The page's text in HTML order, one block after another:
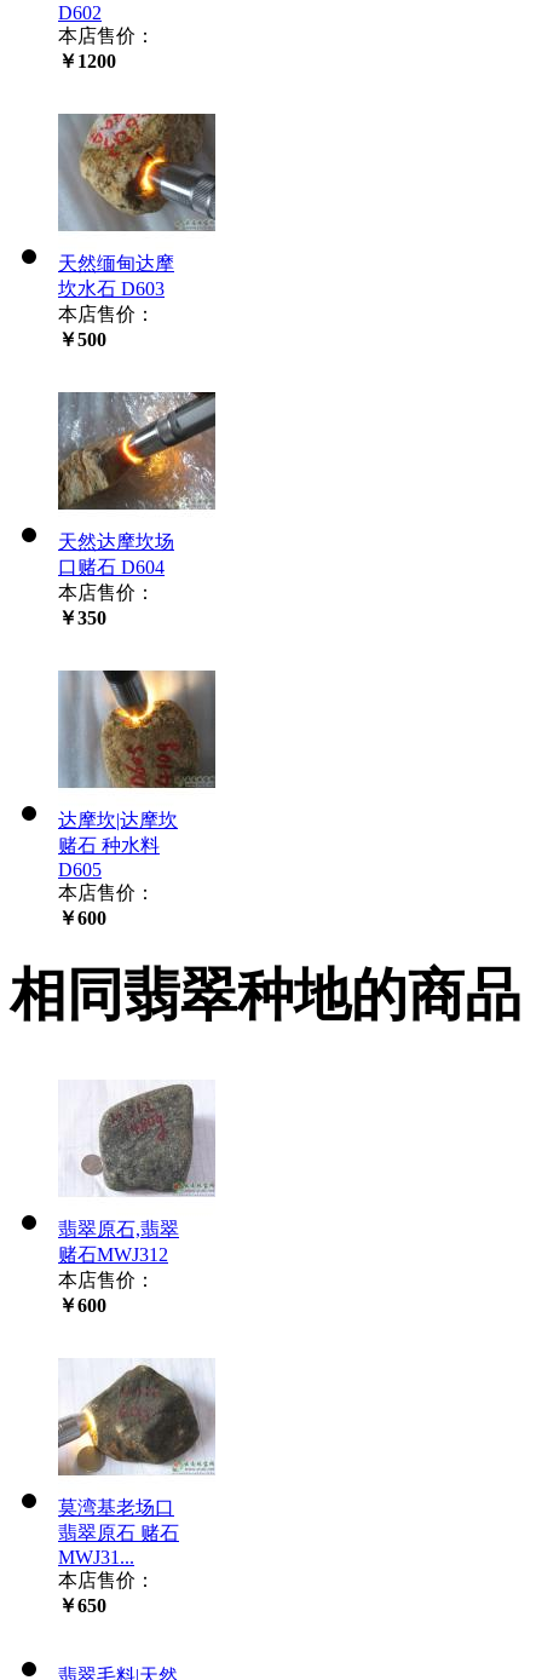
D602
本店售价：
￥1200
天然缅甸达摩
坎水石 D603
本店售价：
￥500
天然达摩坎场
口赌石 D604
本店售价：
￥350
达摩坎|达摩坎
赌石 种水料
D605
本店售价：
￥600
相同翡翠种地的商品
翡翠原石,翡翠
赌石MWJ312
本店售价：
￥600
莫湾基老场口
翡翠原石 赌石
MWJ31...
本店售价：
￥650
翡翠毛料|天然